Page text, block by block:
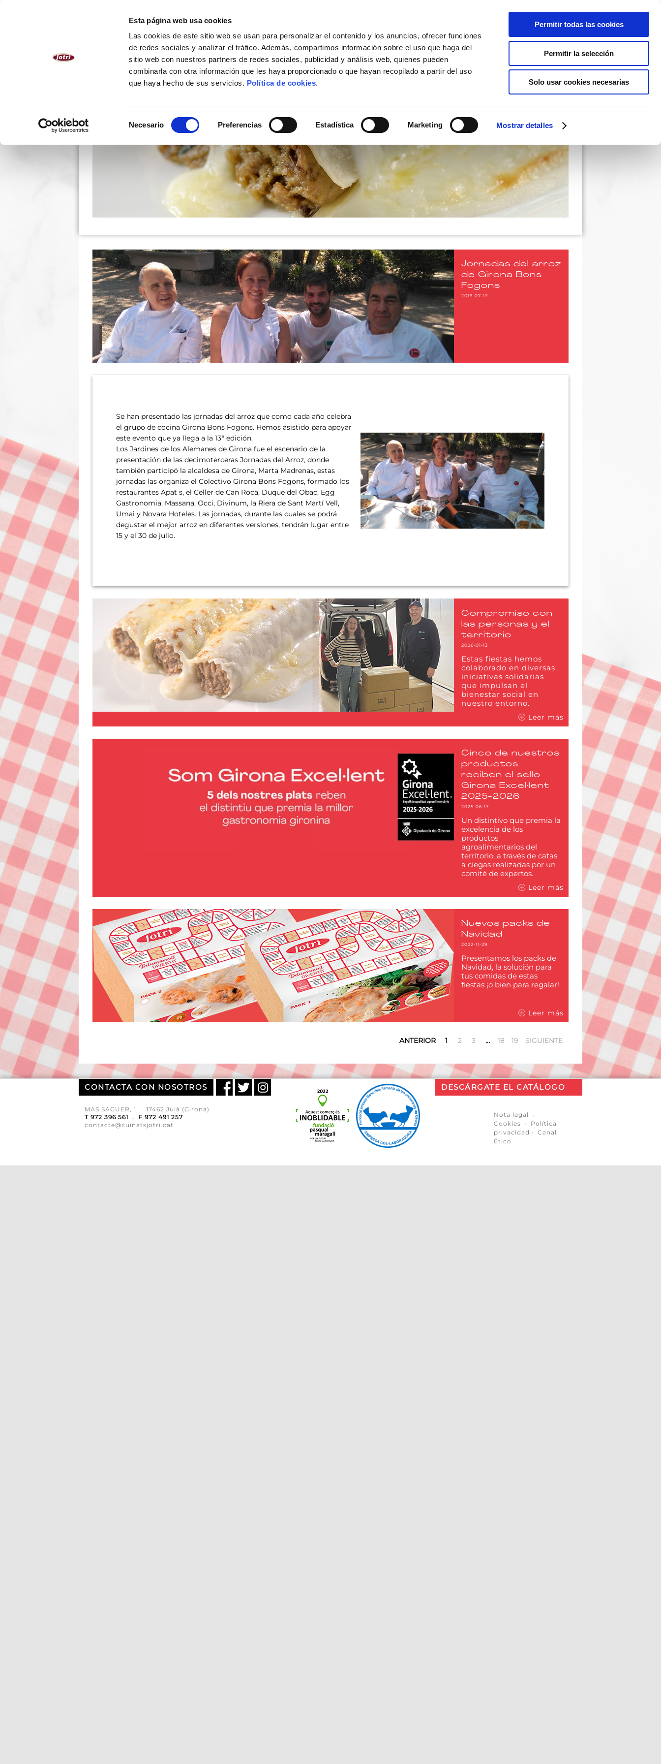
Esta página web usa cookies
Las cookies de este sitio web se usan para personalizar el contenido y los anuncios, ofrecer funciones
de redes sociales y analizar el tráfico. Además, compartimos información sobre el uso que haga del
sitio web con nuestros partners de redes sociales, publicidad y análisis web, quienes pueden
combinarla con otra información que les haya proporcionado o que hayan recopilado a partir del uso
que haya hecho de sus servicios. Política de cookies.
Necesario Preferencias Estadística Marketing Mostrar detalles
Permitir todas las cookies
Permitir la selección
Solo usar cookies necesarias
NOSOTROS PRODUCTOS ACTUALIDAD DÓNDE COMPRAR CONTACTO
Jornadas del arroz
de Girona Bons
Fogons
2019-07-17
Se han presentado las jornadas del arroz que como cada año celebra
el grupo de cocina Girona Bons Fogons. Hemos asistido para apoyar
este evento que ya llega a la 13ª edición.
Los Jardines de los Alemanes de Girona fue el escenario de la
presentación de las decimoterceras Jornadas del Arroz, donde
también participó la alcaldesa de Girona, Marta Madrenas, estas
jornadas las organiza el Colectivo Girona Bons Fogons, formado los
restaurantes Apat s, el Celler de Can Roca, Duque del Obac, Egg
Gastronomia, Massana, Occi, Divinum, la Riera de Sant Martí Vell,
Umai y Novara Hoteles. Las jornadas, durante las cuales se podrá
degustar el mejor arroz en diferentes versiones, tendrán lugar entre
15 y el 30 de julio.
Compromiso con
las personas y el
territorio
2026-01-13
Estas fiestas hemos
colaborado en diversas
iniciativas solidarias
que impulsan el
bienestar social en
nuestro entorno.
Leer más
Cinco de nuestros
productos
reciben el sello
Girona Excel·lent
2025-2026
2025-06-17
Un distintivo que premia la
excelencia de los
productos
agroalimentarios del
territorio, a través de catas
a ciegas realizadas por un
comité de expertos.
Leer más
Nuevos packs de
Navidad
2022-11-29
Presentamos los packs de
Navidad, la solución para
tus comidas de estas
fiestas ¡o bien para regalar!
Leer más
ANTERIOR 1 2 3 … 18 19 SIGUIENTE
CONTACTA CON NOSOTROS
MAS SAGUER, 1 · 17462 Juià (Girona)
T 972 396 561 . F 972 491 257
contacte@cuinatsjotri.cat
DESCÁRGATE EL CATÁLOGO
Nota legal
·
Cookies · Política
privacidad · Canal
Ético